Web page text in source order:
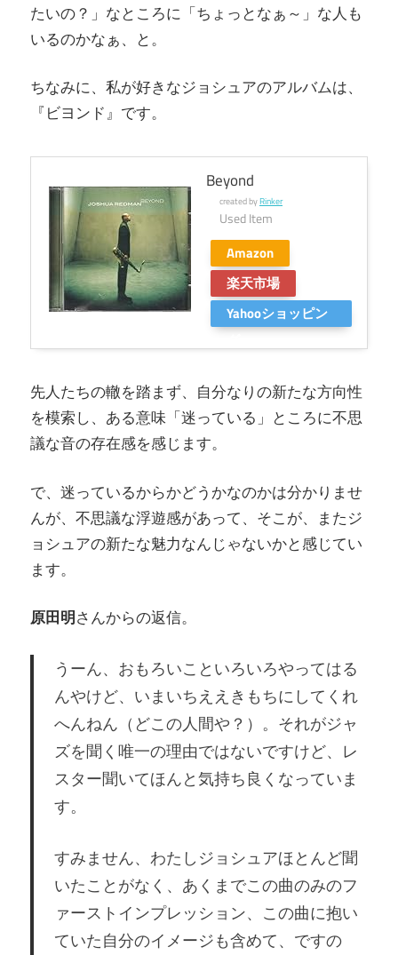
たいの？」なところに「ちょっとなぁ～」な人も
いるのかなぁ、と。
ちなみに、私が好きなジョシュアのアルバムは、
『ビヨンド』です。
Beyond
created byRinker
Used Item
Amazon
楽天市場
Yahooショッピン
先人たちの轍を踏まず、自分なりの新たな方向性
を模索し、ある意味「迷っている」ところに不思
議な音の存在感を感じます。
で、迷っているからかどうかなのかは分かりませ
んが、不思議な浮遊感があって、そこが、またジ
ョシュアの新たな魅力なんじゃないかと感じてい
ます。
原田明さんからの返信。
うーん、おもろいこといろいろやってはる
んやけど、いまいちええきもちにしてくれ
へんねん（どこの人間や？）。それがジャ
ズを聞く唯一の理由ではないですけど、レ
スター聞いてほんと気持ち良くなっていま
す。
すみません、わたしジョシュアほとんど聞
いたことがなく、あくまでこの曲のみのフ
ァーストインプレッション、この曲に抱い
ていた自分のイメージも含めて、ですの